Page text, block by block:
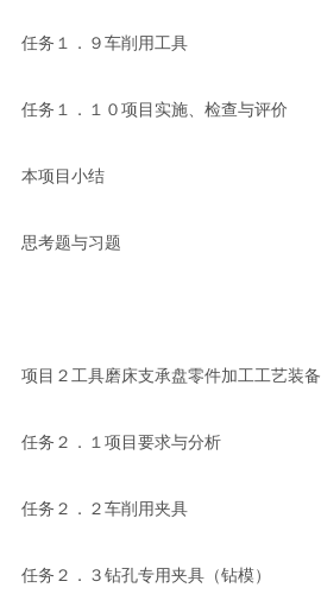
任务１．９车削用工具
任务１．１０项目实施、检查与评价
本项目小结
思考题与习题
项目２工具磨床支承盘零件加工工艺装备
任务２．１项目要求与分析
任务２．２车削用夹具
任务２．３钻孔专用夹具（钻模）